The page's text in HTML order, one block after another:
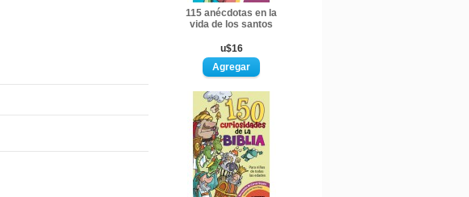
115 anécdotas en la
vida de los santos
u$16